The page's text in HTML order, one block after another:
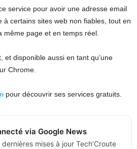
service pour avoir une adresse email
à certains sites web non fiables, tout en
même page et en temps réel.
et disponible aussi en tant qu’une
Chrome.
pour découvrir ses services gratuits.
via Google News
mises à jour Tech’Croute